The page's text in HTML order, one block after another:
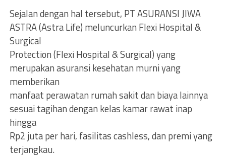
Sejalan dengan hal tersebut, PT ASURANSI JIWA
ASTRA (Astra Life) meluncurkan Flexi Hospital &
Surgical
Protection (Flexi Hospital & Surgical) yang
merupakan asuransi kesehatan murni yang
memberikan
manfaat perawatan rumah sakit dan biaya lainnya
sesuai tagihan dengan kelas kamar rawat inap
hingga
Rp2 juta per hari, fasilitas cashless, dan premi yang
terjangkau.